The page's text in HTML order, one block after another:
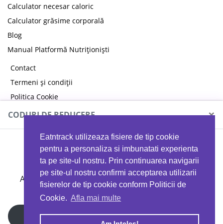
Eatntrack utilizeaza fisiere de tip cookie
pentru a personaliza si imbunatati experienta
ta pe site-ul nostru. Prin continuarea navigarii
pe site-ul nostru confirmi acceptarea utilizarii
fisierelor de tip cookie conform Politicii de
Cookie. Afla mai multe
Calculator necesar caloric
Calculator grăsime corporală
Blog
Manual Platformă Nutriționiști
Contact
Termeni și condiții
Politica Cookie
Politica de confidențialitate
CODURI DE REDUCERE ×
MYPROTEIN
Ai 40%reducere la orice comandă folosind codul
EATTRACK
Profită acum